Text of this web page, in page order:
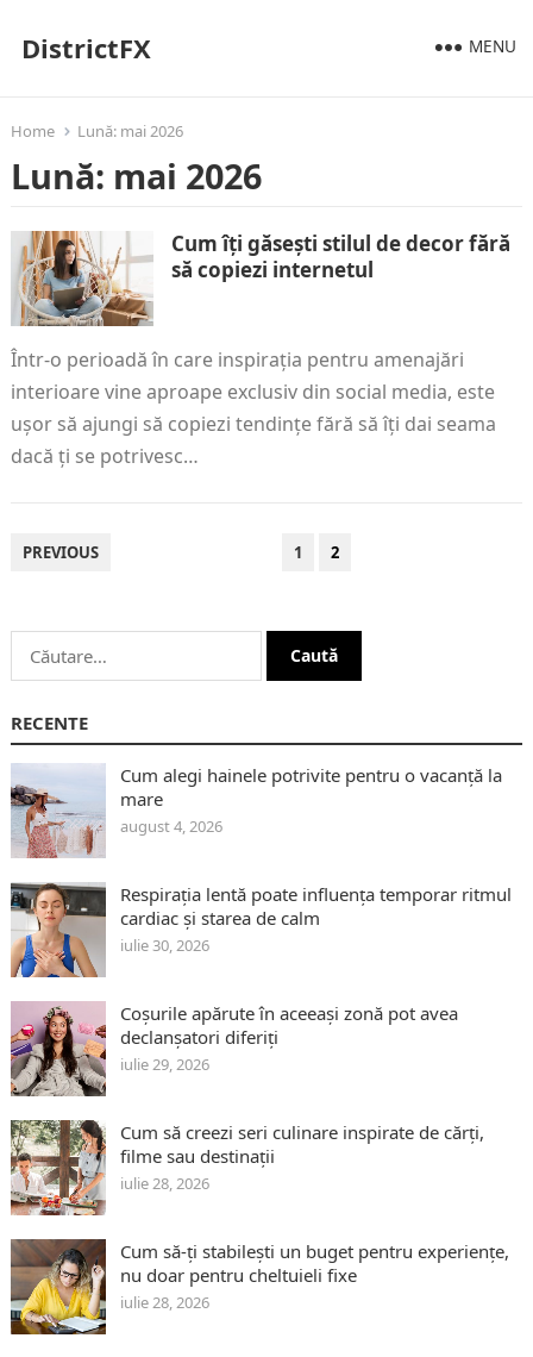
DistrictFX MENU
Home Lună: mai 2026
Lună: mai 2026
Cum îți găsești stilul de decor fără
să copiezi internetul
Într-o perioadă în care inspirația pentru amenajări
interioare vine aproape exclusiv din social media, este
ușor să ajungi să copiezi tendințe fără să îți dai seama
dacă ți se potrivesc…
PAGINAȚIE
PREVIOUS 1 2
Caută
după:
RECENTE
Cum alegi hainele potrivite pentru o vacanță la
mare
august 4, 2026
Respirația lentă poate influența temporar ritmul
cardiac și starea de calm
iulie 30, 2026
Coșurile apărute în aceeași zonă pot avea
declanșatori diferiți
iulie 29, 2026
Cum să creezi seri culinare inspirate de cărți,
filme sau destinații
iulie 28, 2026
Cum să-ți stabilești un buget pentru experiențe,
nu doar pentru cheltuieli fixe
iulie 28, 2026